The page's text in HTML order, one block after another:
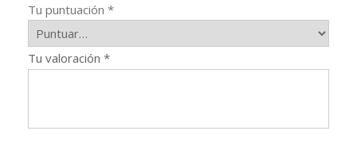
Tu puntuación *
Tu valoración *